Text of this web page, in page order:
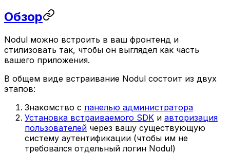
Обзор
Nodul можно встроить в ваш фронтенд и
стилизовать так, чтобы он выглядел как часть
вашего приложения.
В общем виде встраивание Nodul состоит из двух
этапов:
Знакомство с панелью администратора
Установка встраиваемого SDK и авторизация
пользователей через вашу существующую
систему аутентификации (чтобы им не
требовался отдельный логин Nodul)